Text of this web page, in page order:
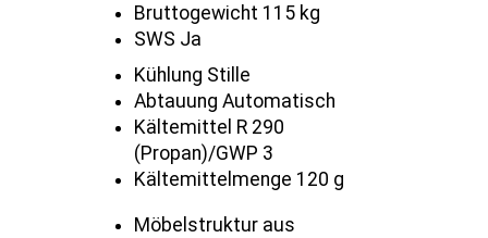
Bruttogewicht 115 kg
SWS Ja
Kühlung Stille
Abtauung Automatisch
Kältemittel R 290
(Propan)/GWP 3
Kältemittelmenge 120 g
Möbelstruktur aus